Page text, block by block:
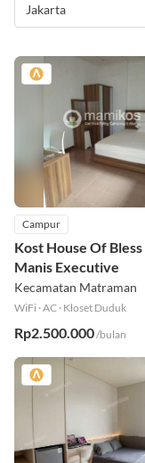
Campur
Kost House Of
Manis Executive
Kecamatan Matraman
WiFi ·AC · Kloset Duduk
Rp2.500.000/bulan